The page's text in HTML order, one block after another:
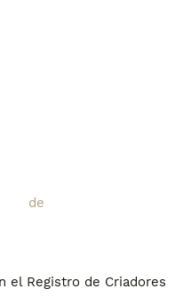
el Registro de Criadores